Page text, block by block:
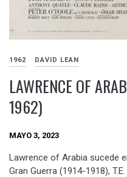
1962 DAVID LEAN
LAWRENCE OF
1962)
MAYO 3, 2023
Lawrence of Arabia sucede
Gran Guerra (1914-1918),